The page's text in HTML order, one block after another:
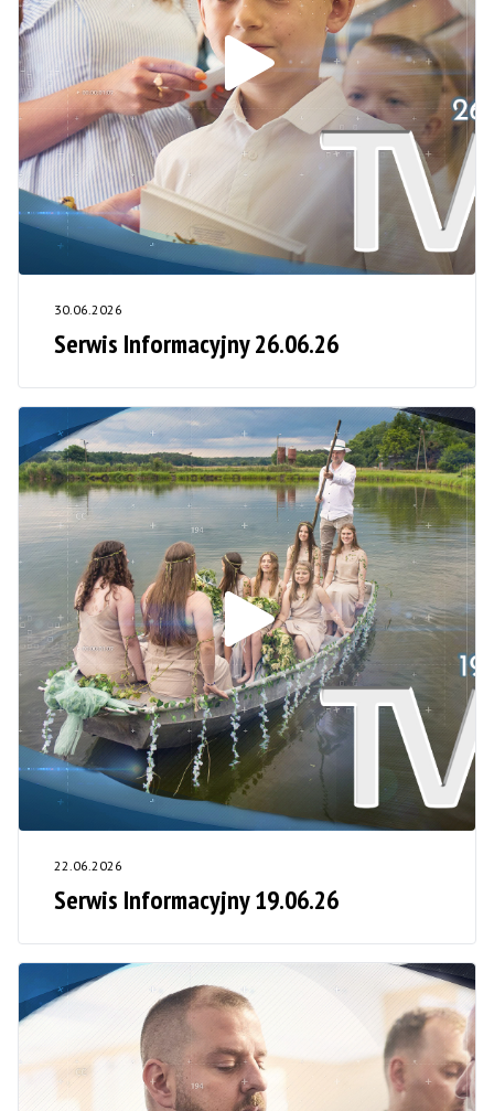
30.06.2026
Serwis Informacyjny 26.06.26
22.06.2026
Serwis Informacyjny 19.06.26